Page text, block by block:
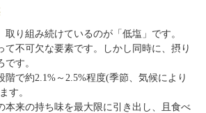
取り組み続けているのが「低塩」です。
て不可欠な要素です。しかし同時に、摂り
す。
階で約2.1%～2.5%程度(季節、気候により
す。
本来の持ち味を最大限に引き出し、且食べ